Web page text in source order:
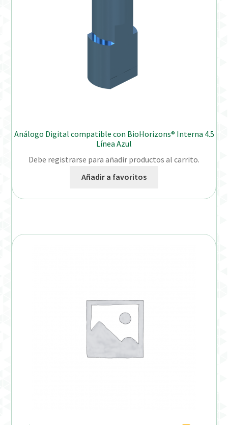
Análogo Digital compatible con BioHorizons® Interna 4.5
Línea Azul
Debe registrarse para añadir productos al carrito.
Añadir a favoritos